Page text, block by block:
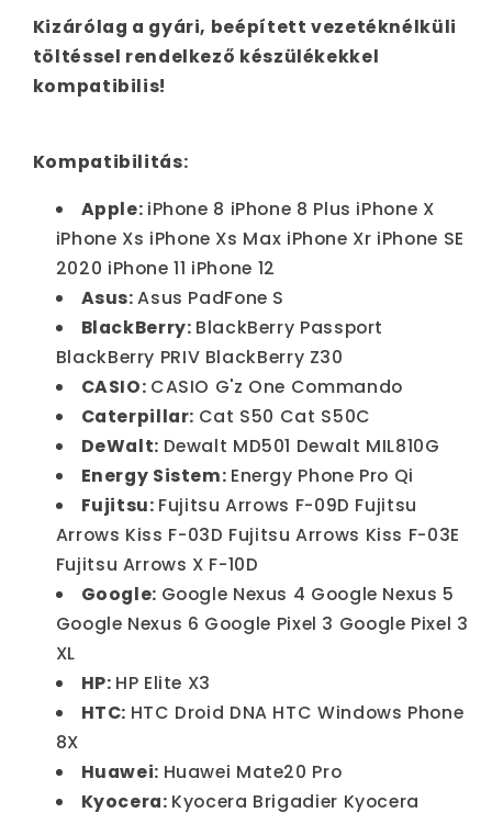
Kizárólag a gyári, beépített vezetéknélküli
töltéssel rendelkező készülékekkel
kompatibilis!
Kompatibilitás:
Apple: iPhone 8 iPhone 8 Plus iPhone X
iPhone Xs iPhone Xs Max iPhone Xr iPhone SE
2020 iPhone 11 iPhone 12
Asus:Asus PadFone S
BlackBerry: BlackBerry Passport
BlackBerry PRIV BlackBerry Z30
CASIO: CASIO G'z One Commando
Caterpillar: Cat S50 Cat S50C
DeWalt: Dewalt MD501 Dewalt MIL810G
Energy Sistem: Energy Phone Pro Qi
Fujitsu: Fujitsu Arrows F-09D Fujitsu
Arrows Kiss F-03D Fujitsu Arrows Kiss F-03E
Fujitsu Arrows X F-10D
Google: Google Nexus 4 Google Nexus 5
Google Nexus 6 Google Pixel 3 Google Pixel 3
XL
HP: HP Elite X3
HTC: HTC Droid DNA HTC Windows Phone
8X
Huawei: Huawei Mate20 Pro
Kyocera: Kyocera Brigadier Kyocera